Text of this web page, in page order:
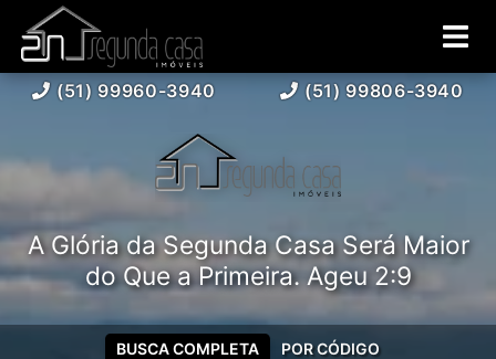
(51) 99960-3940 (51) 99806-3940
A Glória da Segunda Casa Será Maior
do Que a Primeira. Ageu 2:9
BUSCA COMPLETA POR CÓDIGO